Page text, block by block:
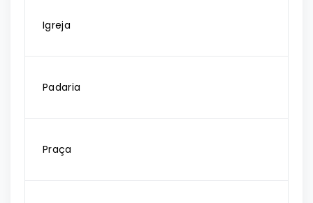
Igreja
Padaria
Praça